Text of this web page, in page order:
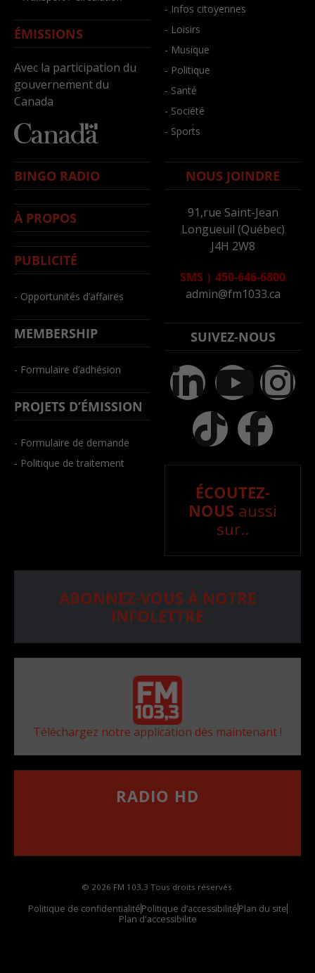
ÉMISSIONS
Avec la participation du
gouvernement du
Canada
- Infos citoyennes
- Loisirs
- Musique
- Politique
- Santé
- Société
- Sports
BINGO RADIO
À PROPOS
PUBLICITÉ
- Opportunités d’affaires
MEMBERSHIP
- Formulaire d’adhésion
PROJETS D’ÉMISSION
- Formulaire de demande
- Politique de traitement
NOUS JOINDRE
91,rue Saint-Jean
Longueuil (Québec)
J4H 2W8
SMS | 450-646-6800
admin@fm1033.ca
SUIVEZ-NOUS
ÉCOUTEZ-
NOUS aussi
sur..
ABONNEZ-VOUS À NOTRE
INFOLETTRE
Téléchargez notre application dès maintenant !
RADIO HD
© 2026 FM 103,3 Tous droits réservés.
Politique de confidentialitéPolitique d’accessibilitéPlan du site
Plan d'accessibilite